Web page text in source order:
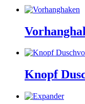
Knopf